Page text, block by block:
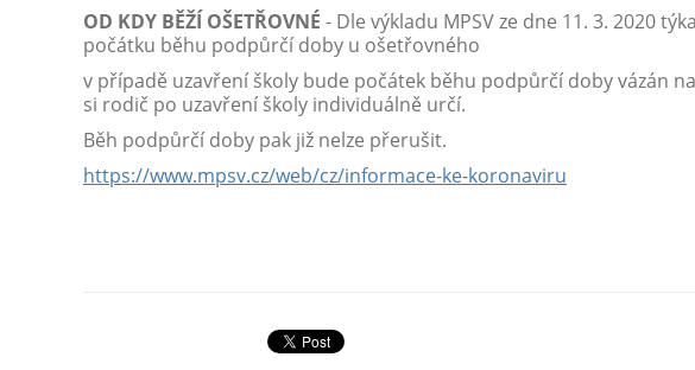
OD KDY BĚŽÍ OŠETŘOVNÉ - Dle výkladu MPSV ze dne 11. 3. 2020
počátku běhu podpůrčí doby u ošetřovného
v případě uzavření školy bude počátek běhu podpůrčí doby vázán
si rodič po uzavření školy individuálně určí.
Běh podpůrčí doby pak již nelze přerušit.
https://www.mpsv.cz/web/cz/informace-ke-koronaviru